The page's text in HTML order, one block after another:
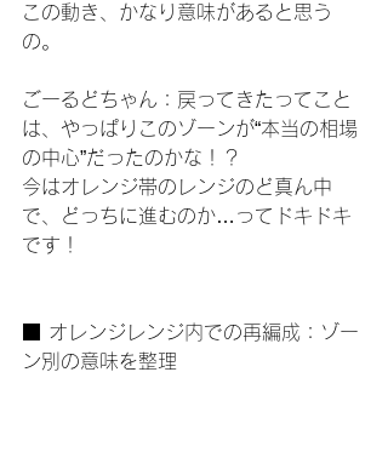
この動き、かなり意味があると思う
の。
ごーるどちゃん：戻ってきたってこと
は、やっぱりこのゾーンが“本当の相場
の中心”だったのかな！？
今はオレンジ帯のレンジのど真ん中
で、どっちに進むのか…ってドキドキ
です！
■ オレンジレンジ内での再編成：ゾー
ン別の意味を整理